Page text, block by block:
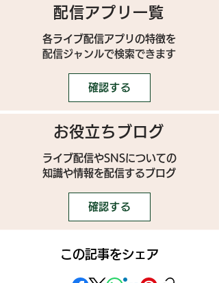
配信アプリ一覧
各ライブ配信アプリの特徴を
配信ジャンルで検索できます
確認する
お役立ちブログ
ライブ配信やSNSについての
​知識や情報を配信するブログ
確認する
この記事をシェア